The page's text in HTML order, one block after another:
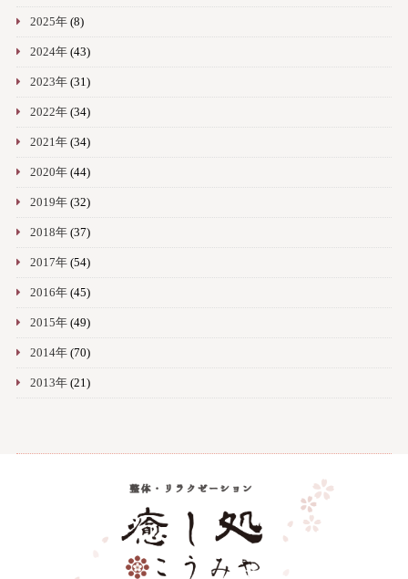
2025年(8)
2024年(43)
2023年(31)
2022年(34)
2021年(34)
2020年(44)
2019年(32)
2018年(37)
2017年(54)
2016年(45)
2015年(49)
2014年(70)
2013年(21)